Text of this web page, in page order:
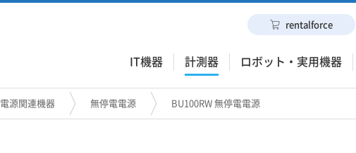
IT機器 計測器 ロボット・実用機器
rentalforce
電源関連機器 無停電電源 BU100RW 無停電電源